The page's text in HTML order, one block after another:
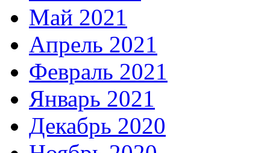
Май 2021
Апрель 2021
Февраль 2021
Январь 2021
Декабрь 2020